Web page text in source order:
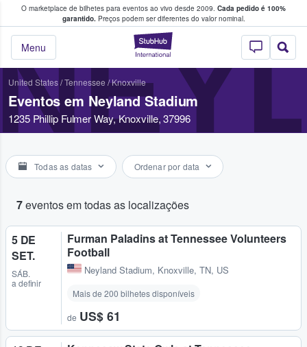
O marketplace de bilhetes para eventos ao vivo desde 2009. Cada pedido é 100%
garantido.Preços podem ser diferentes do valor nominal.
StubHub – onde
Menu
fãs compram e vendem bilhetes
United States/Tennessee /Knoxville
Eventos em Neyland Stadium
1235 Phillip Fulmer Way, Knoxville, 37996
Todas as datas Ordenar por data
7eventos em todas as localizações
5 DE
SET.
SÁB.
a definir
Furman Paladins at Tennessee Volunteers
Football
Neyland Stadium, Knoxville, TN, US
Mais de 200 bilhetes disponíveis
de US$ 61